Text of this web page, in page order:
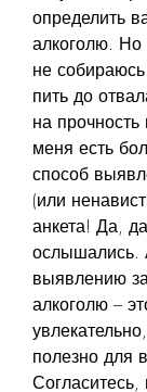
определить
алкоголю. Но
не
пить до
на
меня есть
способ
(или
анкета! Да,
ослышались.
выявлению
алкоголю –
полезно для
Согласитесь,